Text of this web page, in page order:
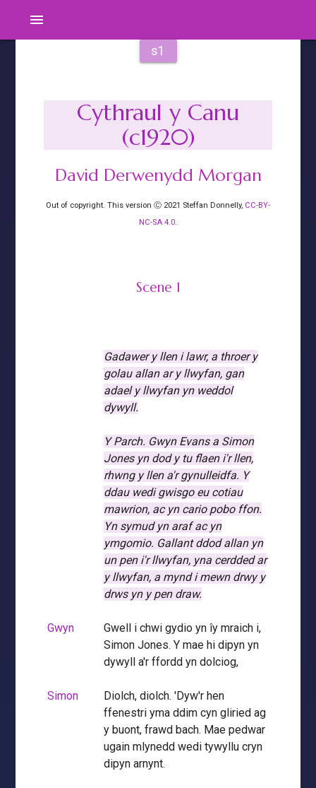
menu
s1
Cythraul y Canu
(c1920)
David Derwenydd Morgan
Out of copyright. This version Ⓒ 2021 Steffan Donnelly, CC-BY-
NC-SA 4.0.
Scene 1
Gadawer y llen i lawr, a throer y
golau allan ar y llwyfan, gan
adael y llwyfan yn weddol
dywyll.
Y Parch. Gwyn Evans a Simon
Jones yn dod y tu flaen i'r llen,
rhwng y llen a'r gynulleidfa. Y
ddau wedi gwisgo eu cotiau
mawrion, ac yn cario pobo ffon.
Yn symud yn araf ac yn
ymgomio. Gallant ddod allan yn
un pen i'r llwyfan, yna cerdded ar
y llwyfan, a mynd i mewn drwy y
drws yn y pen draw.
Gwyn
Gwell i chwi gydio yn îy mraich i,
Simon Jones. Y mae hi dipyn yn
dywyll a'r ffordd yn dolciog,
Simon
Diolch, diolch. 'Dyw'r hen
ffenestri yma ddim cyn gliried ag
y buont, frawd bach. Mae pedwar
ugain mlynedd wedi tywyllu cryn
dipyn arnynt.